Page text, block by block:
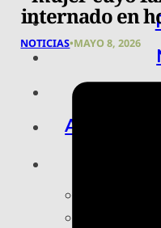
ARTE,
internado en
NOTICIAS•MAYO 8, 2026